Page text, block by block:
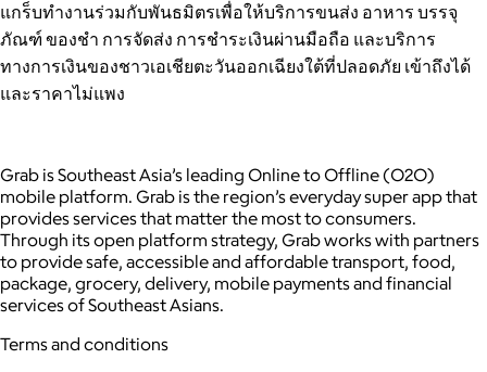
แกร็บทำงานร่วมกับพันธมิตรเพื่อให้บริการขนส่ง อาหาร บรรจุ
ภัณฑ์ ของชำ การจัดส่ง การชำระเงินผ่านมือถือ และบริการ
ทางการเงินของชาวเอเชียตะวันออกเฉียงใต้ที่ปลอดภัย เข้าถึงได้
และราคาไม่แพง
Grab is Southeast Asia’s leading Online to Offline (O2O)
mobile platform. Grab is the region’s everyday super app that
provides services that matter the most to consumers.
Through its open platform strategy, Grab works with partners
to provide safe, accessible and affordable transport, food,
package, grocery, delivery, mobile payments and financial
services of Southeast Asians.
Terms and conditions